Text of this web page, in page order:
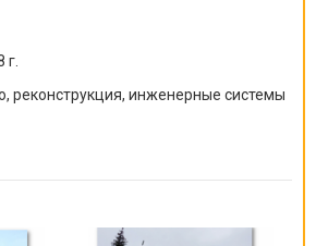
г.
реконструкция, инженерные системы